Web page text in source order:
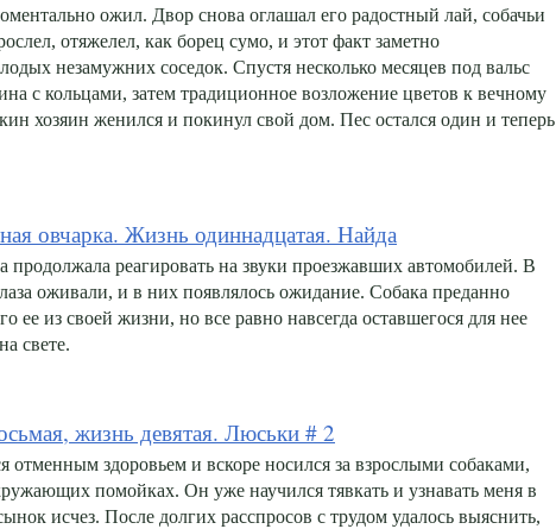
ожил. Двор снова оглашал его радостный лай, собачьи
отяжелел, как борец сумо, и этот факт заметно
незамужних соседок. Спустя несколько месяцев под вальс
с кольцами, затем традиционное возложение цветов к вечному
хозяин женился и покинул свой дом. Пес остался один и теперь
овчарка. Жизнь одиннадцатая. Найда
продолжала реагировать на звуки проезжавших автомобилей. В
оживали, и в них появлялось ожидание. Собака преданно
ее из своей жизни, но все равно навсегда оставшегося для нее
свете.
жизнь девятая. Люськи # 2
отменным здоровьем и вскоре носился за взрослыми собаками,
помойках. Он уже научился тявкать и узнавать меня в
исчез. После долгих расспросов с трудом удалось выяснить,